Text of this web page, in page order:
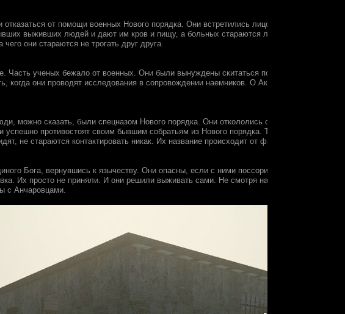
от помощи военных Нового порядка. Они встретились лицом к лицу с
выживших людей и дают им кров и пищу, а больных стараются лечить, в силу
они стараются не трогать друг друга.
Часть ученых бежало от военных. Они были вынуждены скитаться по территории, в
когда они проводят исследования в сопровождении наемников. О Академиках мало
можно сказать, были спецназом Нового порядка. Они откололись от группировки,
противостоят своим бывшим собратьям из Нового порядка. Тем не менее, они
не стараются контактировать никак. Их название происходит от фамилии лидера.
Бога, вернувшись к язычеству. Они опасны, если с ними поссориться, но если
Их просто не приняли. И они решили выживать сами. Не смотря на название,
с Анчаровцами.